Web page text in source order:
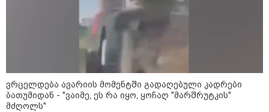
"საიდან იცის, მან სინამდვილეში რა
ხდებოდა... აფხაზეთის ომში თუ არ
ვცდები სამჯერ არის ნამყოფი, არც
ერთხელ 10 დღეს არ ცდებოდა" - გია
ყარყარაშვილი გიორგი ბარამიძის
განცხადებაზე
ვრცელდება ავარიის მომენტში გადაღებული კადრები
ბათუმიდან - "ვაიმე, ეს რა იყო, ყოჩაღ "მარშრუტკის"
მძღოლს"